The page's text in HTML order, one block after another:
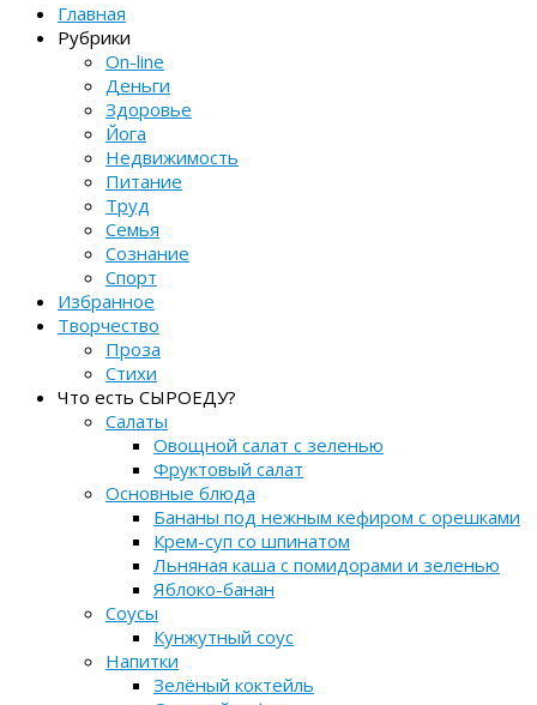
Главная
Рубрики
On-line
Деньги
Здоровье
Йога
Недвижимость
Питание
Труд
Семья
Сознание
Спорт
Избранное
Творчество
Проза
Стихи
Что есть СЫРОЕДУ?
Салаты
Овощной салат с зеленью
Фруктовый салат
Основные блюда
Бананы под нежным кефиром с орешками
Крем-суп со шпинатом
Льняная каша с помидорами и зеленью
Яблоко-банан
Соусы
Кунжутный соус
Напитки
Зелёный коктейль